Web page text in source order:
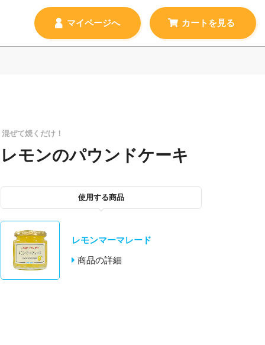
マイページへ
混ぜて焼くだけ！
レモンのパウンドケーキ
使用する商品
レモンマーマレード
商品の詳細